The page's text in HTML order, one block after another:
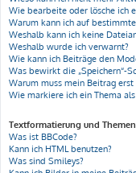
Wie bearbeite oder lösche ich
Warum kann ich auf
Weshalb kann ich keine
Weshalb wurde ich verwarnt?
Wie kann ich Beiträge den
Was bewirkt die „Speichern“-
Warum muss mein Beitrag
Wie markiere ich ein Thema als
Textformatierung und
Was ist BBCode?
Kann ich HTML benutzen?
Was sind Smileys?